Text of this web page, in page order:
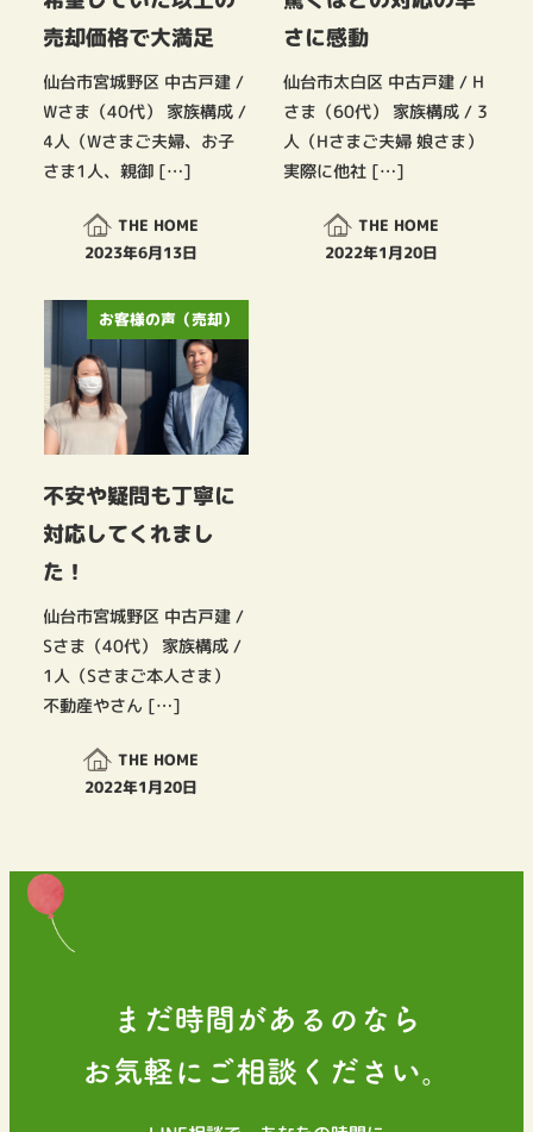
売却価格で大満足
仙台市宮城野区 中古戸建 /
Wさま（40代） 家族構成 /
4人（Wさまご夫婦、お子
さま1人、親御 […]
THE HOME
投稿日
2023年6月13日
さに感動
仙台市太白区 中古戸建 / H
さま（60代） 家族構成 / 3
人（Hさまご夫婦 娘さま）
実際に他社 […]
THE HOME
投稿日
2022年1月20日
お客様の声（売却）
不安や疑問も丁寧に
対応してくれまし
た！
仙台市宮城野区 中古戸建 /
Sさま（40代） 家族構成 /
1人（Sさまご本人さま）
不動産やさん […]
THE HOME
投稿日
2022年1月20日
まだ時間があるのなら
お気軽にご相談ください。